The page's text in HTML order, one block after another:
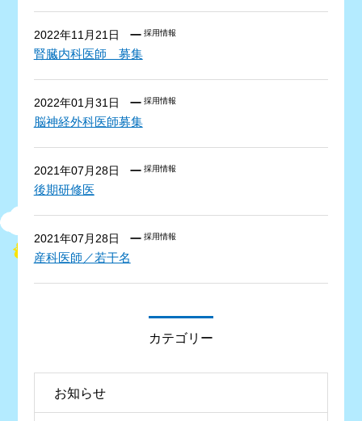
2022年11月21日 採用情報
腎臓内科医師 募集
2022年01月31日 採用情報
脳神経外科医師募集
2021年07月28日 採用情報
後期研修医
2021年07月28日 採用情報
産科医師／若干名
カテゴリー
お知らせ